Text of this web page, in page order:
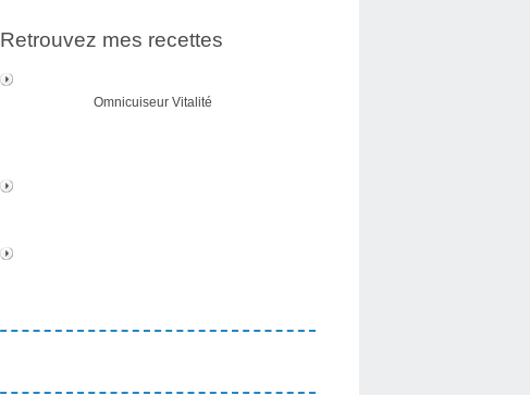
Retrouvez mes recettes
Omnicuiseur Vitalité